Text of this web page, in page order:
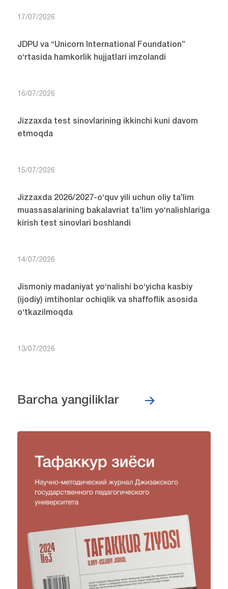
17/07/2026
JDPU va “Unicorn International Foundation”
o‘rtasida hamkorlik hujjatlari imzolandi
16/07/2026
Jizzaxda test sinovlarining ikkinchi kuni davom
etmoqda
15/07/2026
Jizzaxda 2026/2027-o‘quv yili uchun oliy ta’lim
muassasalarining bakalavriat ta’lim yo‘nalishlariga
kirish test sinovlari boshlandi
14/07/2026
Jismoniy madaniyat yo‘nalishi bo‘yicha kasbiy
(ijodiy) imtihonlar ochiqlik va shaffoflik asosida
o‘tkazilmoqda
13/07/2026
Barcha yangiliklar